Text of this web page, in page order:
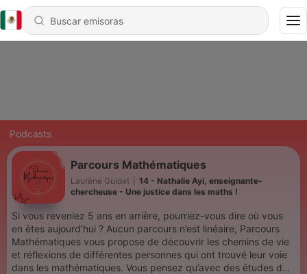
Podcasts
Parcours Mathématiques
Laurène Guidet
14 - Nathalie Ayi, enseignante-
chercheuse - Une justice dans les maths !
Si vous reveniez 5 ans en arrière, pourriez-vous dire où vous
en êtes aujourd’hui ? Aucun parcours n’est linéaire, Parcours
Mathématiques vous propose de découvrir les chemins de vie
et réflexions de différentes personnes qui ont trouvé leur voie
dans les mathématiques. Vous pensez qu’avec des études de